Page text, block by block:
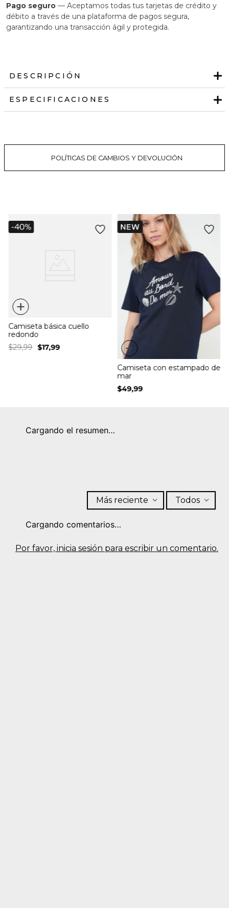
Pago seguro — Aceptamos todas tus tarjetas de crédito y
débito a través de una plataforma de pagos segura,
garantizando una transacción ágil y protegida.
DESCRIPCIÓN
ESPECIFICACIONES
POLÍTICAS DE CAMBIOS Y DEVOLUCIÓN
+
Camiseta básica cuello
redondo
$29,99 $17,99 +
Camiseta con estampado de
mar
$49,99
Cargando el resumen…
Por favor, inicia sesión para escribir un comentario.
Más reciente Todos
Cargando comentarios…